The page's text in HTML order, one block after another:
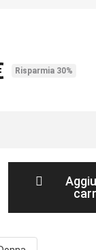
Risparmia 30%